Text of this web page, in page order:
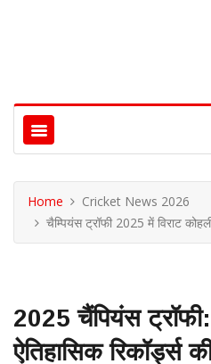
Home
Cricket News 2026
चैम्पियंस ट्रॉफी 2025 में विराट
2025 चैंपियंस
ऐतिहासिक रिकॉर्ड्स